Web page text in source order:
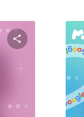
分享這篇
推特 臉書